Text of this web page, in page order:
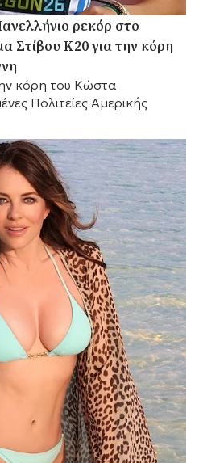
ρεκόρ στο
Στίβου Κ20 για την κόρη
κόρη του Κώστα
Πολιτείες Αμερικής